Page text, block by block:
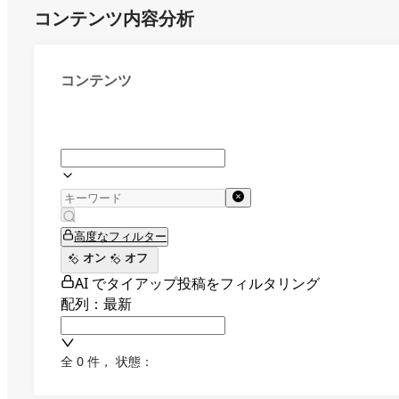
コンテンツ内容分析
コンテンツ
高度なフィルター
オン
オフ
AI でタイアップ投稿をフィルタリング
配列：最新
全 0 件 ， 状態：